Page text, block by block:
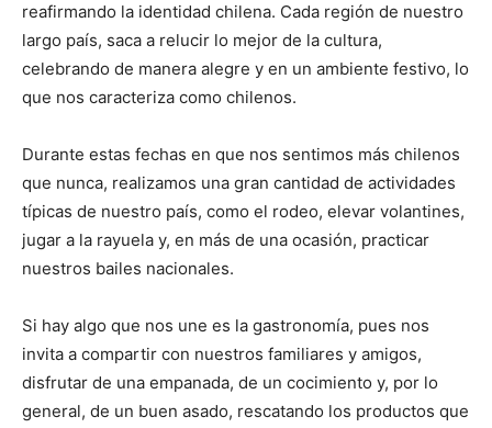
reafirmando la identidad chilena. Cada región de nuestro
largo país, saca a relucir lo mejor de la cultura,
celebrando de manera alegre y en un ambiente festivo, lo
que nos caracteriza como chilenos.
Durante estas fechas en que nos sentimos más chilenos
que nunca, realizamos una gran cantidad de actividades
típicas de nuestro país, como el rodeo, elevar volantines,
jugar a la rayuela y, en más de una ocasión, practicar
nuestros bailes nacionales.
Si hay algo que nos une es la gastronomía, pues nos
invita a compartir con nuestros familiares y amigos,
disfrutar de una empanada, de un cocimiento y, por lo
general, de un buen asado, rescatando los productos que